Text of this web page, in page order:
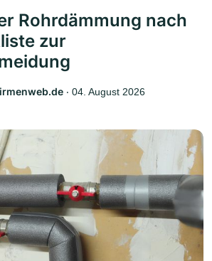
Rohrdämmung nach
zur
‧ 04. August 2026